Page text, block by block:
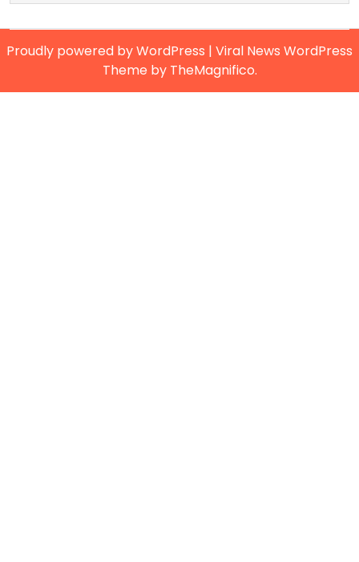
Proudly powered by WordPress | Viral News WordPress
Theme by TheMagnifico.